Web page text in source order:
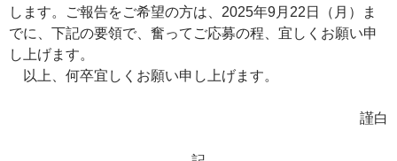
します。ご報告をご希望の方は、2025年9月22日（月）ま
でに、下記の要領で、奮ってご応募の程、宜しくお願い申
し上げます。
以上、何卒宜しくお願い申し上げます。
謹白